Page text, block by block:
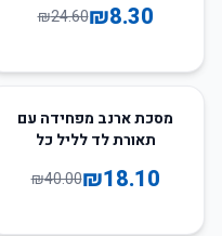
₪8.30
₪24.60
55
מסכת ארנב מפחידה עם
תאורת לד לליל כל
₪18.10
₪40.00